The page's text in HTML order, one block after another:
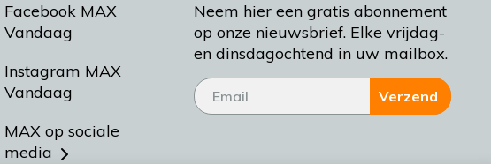
Facebook MAX
Vandaag
Instagram MAX
Vandaag
MAX op sociale
media
Neem hier een gratis abonnement
op onze nieuwsbrief. Elke vrijdag-
en dinsdagochtend in uw mailbox.
Verzend